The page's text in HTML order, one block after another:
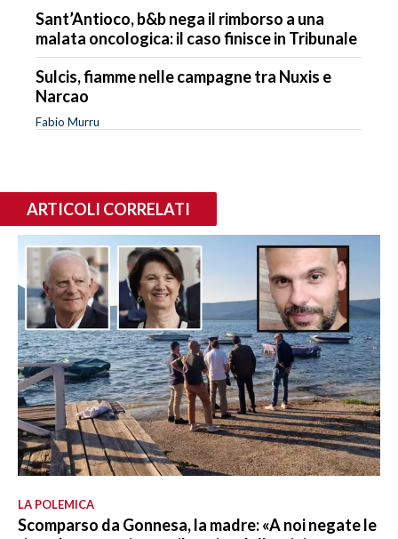
Sant’Antioco, b&b nega il rimborso a una
malata oncologica: il caso finisce in Tribunale
Sulcis, fiamme nelle campagne tra Nuxis e
Narcao
Fabio Murru
ARTICOLI CORRELATI
LA POLEMICA
Scomparso da Gonnesa, la madre: «A noi negate le